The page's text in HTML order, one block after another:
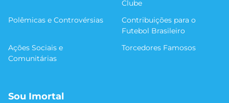
Clube
Polêmicas e Controvérsias
Contribuições para o
Futebol Brasileiro
Ações Sociais e
Comunitárias
Torcedores Famosos
Sou Imortal